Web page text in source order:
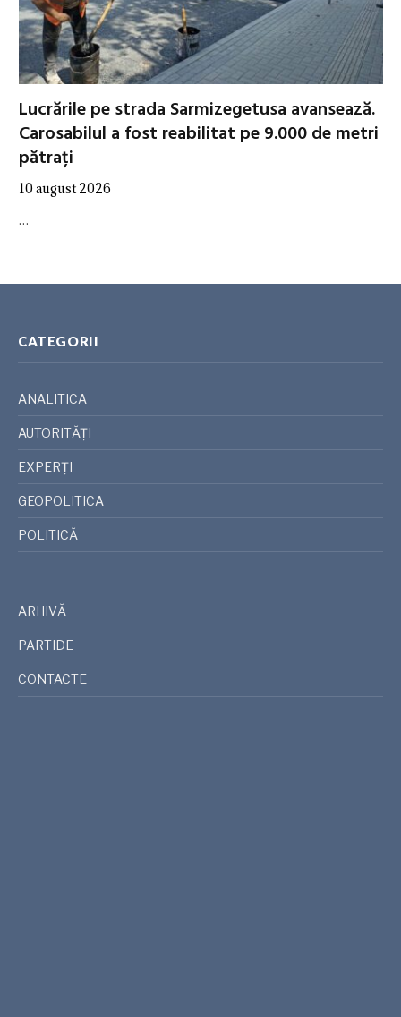
Lucrările pe strada Sarmizegetusa avansează.
Carosabilul a fost reabilitat pe 9.000 de metri
pătrați
10 august 2026
…
CATEGORII
ANALITICA
AUTORITĂȚI
EXPERȚI
GEOPOLITICA
POLITICĂ
ARHIVĂ
PARTIDE
CONTACTE